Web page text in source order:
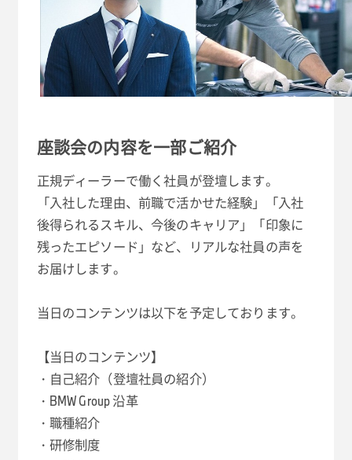
座談会の内容を一部ご紹介
正規ディーラーで働く社員が登壇します。
「入社した理由、前職で活かせた経験」「入社
後得られるスキル、今後のキャリア」「印象に
残ったエピソード」など、リアルな社員の声を
お届けします。
当日のコンテンツは以下を予定しております。
【当日のコンテンツ】
・自己紹介（登壇社員の紹介）
・BMW Group 沿革
・職種紹介
・研修制度